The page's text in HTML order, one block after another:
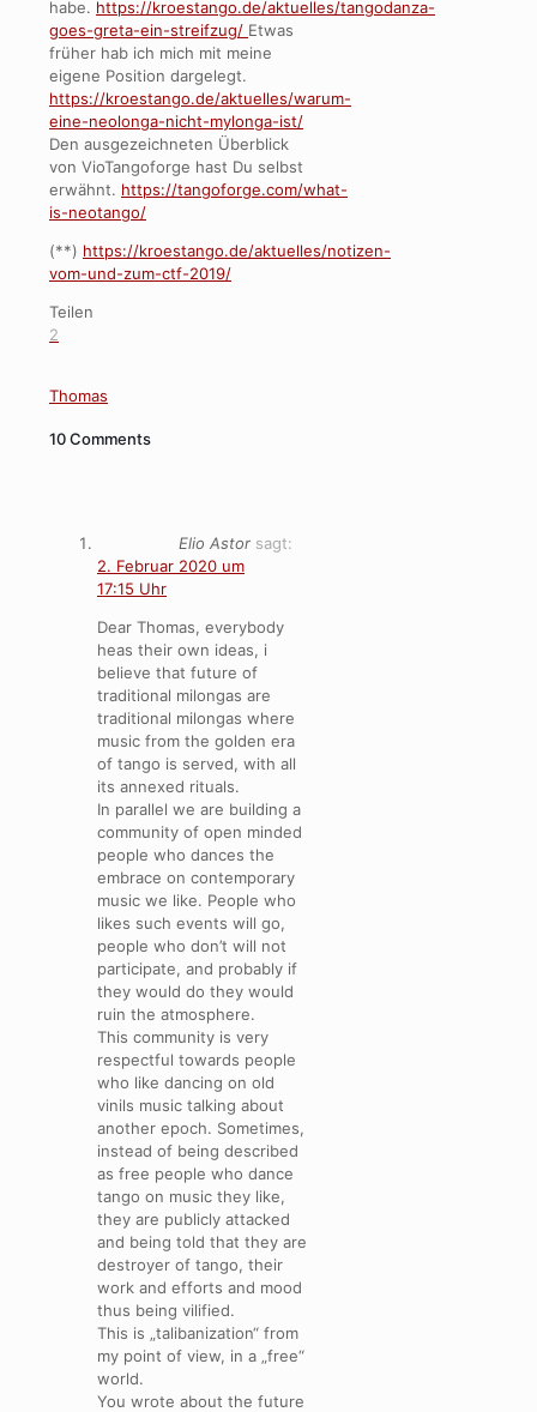
habe. https://kroestango.de/aktuelles/tangodanza-
goes-greta-ein-streifzug/ Etwas
früher hab ich mich mit meine
eigene Position dargelegt.
https://kroestango.de/aktuelles/warum-
eine-neolonga-nicht-mylonga-ist/
Den ausgezeichneten Überblick
von VioTangoforge hast Du selbst
erwähnt. https://tangoforge.com/what-
is-neotango/
(**) https://kroestango.de/aktuelles/notizen-
vom-und-zum-ctf-2019/
Teilen
2
Thomas
10 Comments
Elio Astor sagt:
2. Februar 2020 um
17:15 Uhr
Dear Thomas, everybody
heas their own ideas, i
believe that future of
traditional milongas are
traditional milongas where
music from the golden era
of tango is served, with all
its annexed rituals.
In parallel we are building a
community of open minded
people who dances the
embrace on contemporary
music we like. People who
likes such events will go,
people who don’t will not
participate, and probably if
they would do they would
ruin the atmosphere.
This community is very
respectful towards people
who like dancing on old
vinils music talking about
another epoch. Sometimes,
instead of being described
as free people who dance
tango on music they like,
they are publicly attacked
and being told that they are
destroyer of tango, their
work and efforts and mood
thus being vilified.
This is „talibanization“ from
my point of view, in a „free“
world.
You wrote about the future